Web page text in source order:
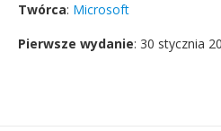
Twórca: Microsoft
Pierwsze wydanie: 30 stycznia